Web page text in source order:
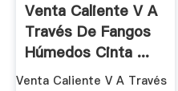
Venta Caliente V A
Través De Fangos
Húmedos Cinta ...
Venta Caliente V A Través